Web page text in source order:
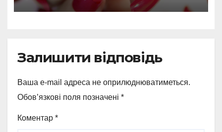
Залишити відповідь
Ваша e-mail адреса не оприлюднюватиметься.
Обов’язкові поля позначені *
Коментар *